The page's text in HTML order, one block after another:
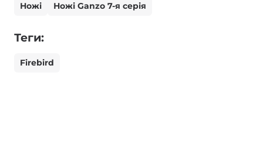
Ножі
Ножі Ganzo 7-я серія
Теги:
Firebird